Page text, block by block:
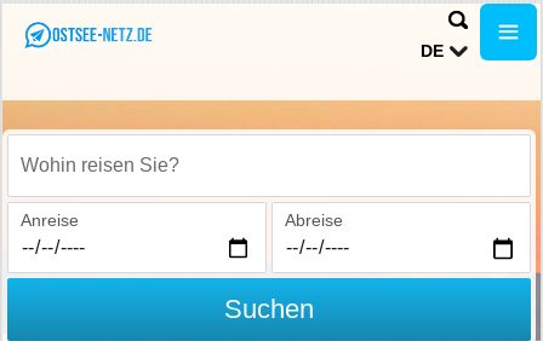
DE
Wohin reisen Sie?
Anreise Abreise
Suchen